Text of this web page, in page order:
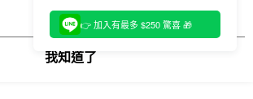
cookie。
我知道了
👉 加入有最多 $250 驚喜 🎁